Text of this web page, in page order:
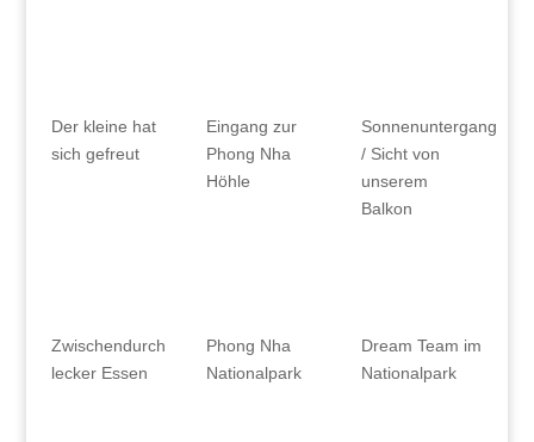
Der kleine hat
sich gefreut
Eingang zur
Phong Nha
Höhle
Sonnenuntergang
/ Sicht von
unserem
Balkon
Zwischendurch
lecker Essen
Phong Nha
Nationalpark
Dream Team im
Nationalpark